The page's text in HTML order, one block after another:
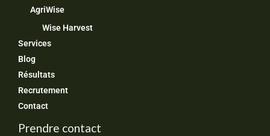
AgriWise
Wise Harvest
Services
Blog
Résultats
Recrutement
Contact
Prendre contact